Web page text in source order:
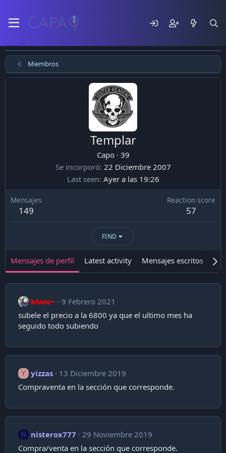
Miembros
Templar
Capo · 39
Se incorporó 22 Diciembre 2007
Last seen Ayer a las 19:26
Mensajes
149
Reaction score
57
FIND
Mensajes de perfil Latest activity Mensajes escritos
blaze~
9 Febrero 2021
subele el precio a la 6800 ya que el ultimo mes ha
seguido todo subiendo
Y yizzas
13 Diciembre 2019
Compraventa en la sección que corresponde.
N nisterox777
29 Noviembre 2019
Compra/venta en la sección que corresponde.